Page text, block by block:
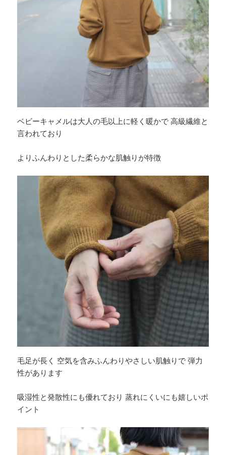
ベビーキャメルは大人の毛以上に軽く暖かで 高級繊維と
言われており
よりふんわりとした柔らかな肌触りが特徴
毛足が長く 空気を含みふんわりやさしい肌触りで 弾力
性があります
吸湿性と発散性にも優れており 蒸れにくいにも嬉しいポ
イント